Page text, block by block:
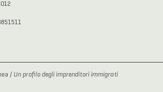
/ Un profilo degli imprenditori immigrati